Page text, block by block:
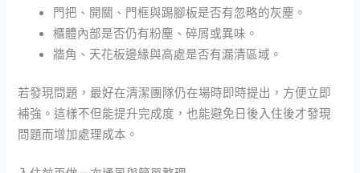
門把、開關、門框與踢腳板是否有忽略的灰塵。
櫃體內部是否仍有粉塵、碎屑或異味。
牆角、天花板邊緣與高處是否有漏清區域。
若發現問題，最好在清潔團隊仍在場時即時提出，方便立即
補強。這樣不但能提升完成度，也能避免日後入住後才發現
問題而增加處理成本。